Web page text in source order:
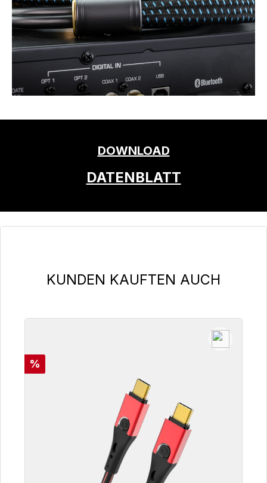
DOWNLOAD
DATENBLATT
Produktgalerie überspringen
KUNDEN KAUFTEN AUCH
Rabatt
%